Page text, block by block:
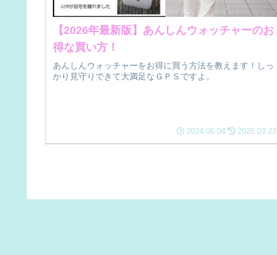
【2026年最新版】あんしんウォッチャーのお
得な買い方！
あんしんウォッチャーをお得に買う方法を教えます！しっ
かり見守りできて大満足なＧＰＳですよ。
2024.06.04 2026.03.23